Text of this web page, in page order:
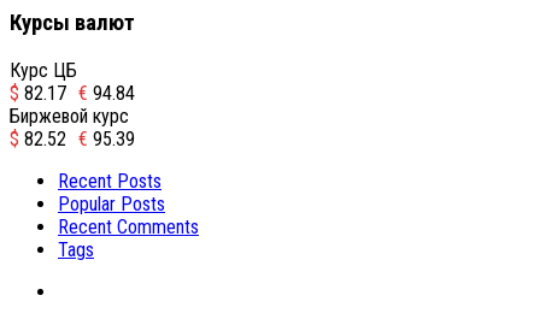
Курсы валют
Курс ЦБ
$ 82.17 € 94.84
Биржевой курс
$ 82.52 € 95.39
Recent Posts
Popular Posts
Recent Comments
Tags